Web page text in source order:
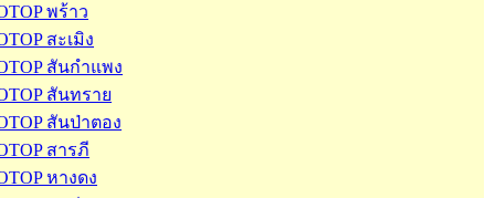
พร้าว
สะเมิง
สันกำแพง
สันทราย
สันป่าตอง
สารภี
หางดง